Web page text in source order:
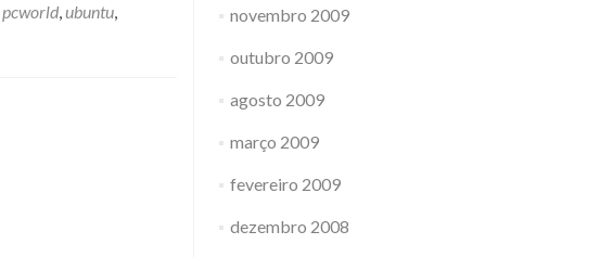
pcworld,ubuntu,
novembro 2009
outubro 2009
agosto 2009
março 2009
fevereiro 2009
dezembro 2008